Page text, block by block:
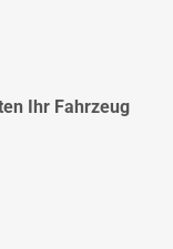
Ihr Fahrzeug